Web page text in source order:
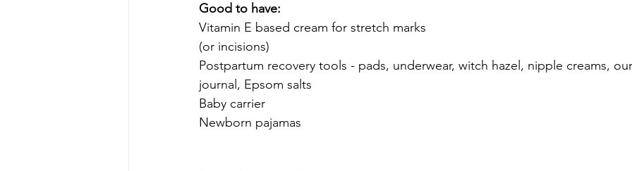
Good to have:
Vitamin E based cream for stretch marks
(or incisions)
Postpartum recovery tools - pads, underwear, witch hazel, nipple creams,
journal, Epsom salts
Baby carrier
Newborn pajamas